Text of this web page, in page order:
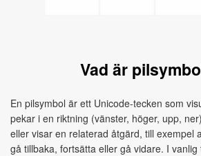
Vad är
En pilsymbol är ett Unicode-tecken som
pekar i en riktning (vänster, höger, upp, ner)
eller visar en relaterad åtgärd, till exempel
gå tillbaka, fortsätta eller gå vidare. I vanlig